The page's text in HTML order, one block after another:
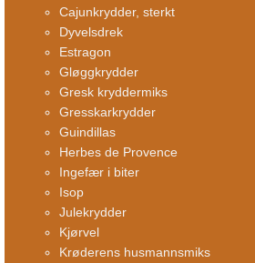
Cajunkrydder, sterkt
Dyvelsdrek
Estragon
Gløggkrydder
Gresk kryddermiks
Gresskarkrydder
Guindillas
Herbes de Provence
Ingefær i biter
Isop
Julekrydder
Kjørvel
Krøderens husmannsmiks